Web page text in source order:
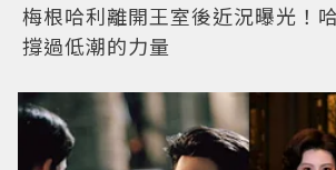
梅根哈利離開王室後近況曝光！
撐過低潮的力量